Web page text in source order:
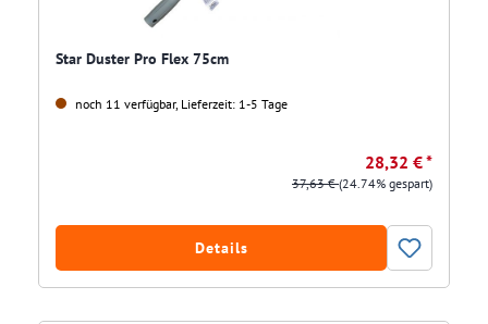
Star Duster Pro Flex 75cm
noch 11 verfügbar, Lieferzeit: 1-5 Tage
28,32 € *
37,63 €(24.74% gespart)
Details